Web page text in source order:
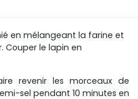
en mélangeant la farine et
Couper le lapin en
revenir les morceaux de
sel pendant 10 minutes en